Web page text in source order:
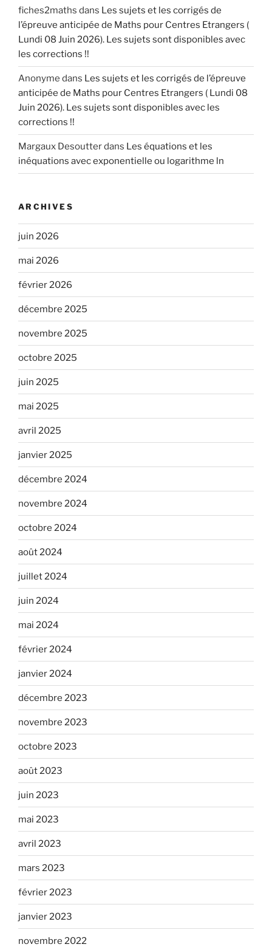
fiches2maths dans Les sujets et les corrigés de
l’épreuve anticipée de Maths pour Centres Etrangers (
Lundi 08 Juin 2026). Les sujets sont disponibles avec
les corrections !!
Anonyme dans Les sujets et les corrigés de l’épreuve
anticipée de Maths pour Centres Etrangers ( Lundi 08
Juin 2026). Les sujets sont disponibles avec les
corrections !!
Margaux Desoutterdans Les équations et les
inéquations avec exponentielle ou logarithme ln
ARCHIVES
juin 2026
mai 2026
février 2026
décembre 2025
novembre 2025
octobre 2025
juin 2025
mai 2025
avril 2025
janvier 2025
décembre 2024
novembre 2024
octobre 2024
août 2024
juillet 2024
juin 2024
mai 2024
février 2024
janvier 2024
décembre 2023
novembre 2023
octobre 2023
août 2023
juin 2023
mai 2023
avril 2023
mars 2023
février 2023
janvier 2023
novembre 2022